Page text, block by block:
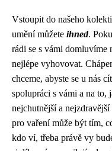
Vstoupit do našeho
umění můžete ihned.
rádi se s vámi domluvíme
nejlépe vyhovovat.
chceme, abyste se u nás
spolupráci s vámi a na to,
nejchutnější a nejzdravější
pro vaření může být tím,
kdo ví, třeba právě vy